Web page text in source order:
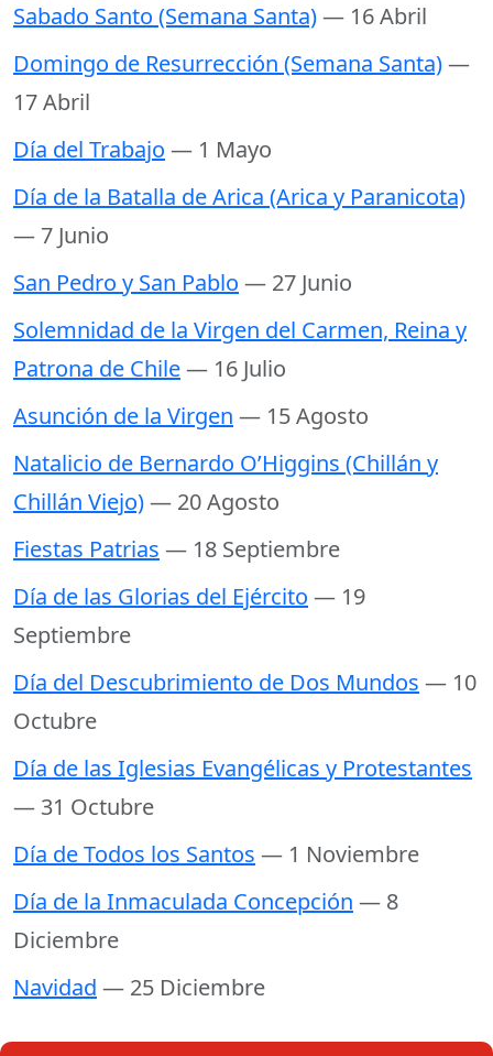
Sabado Santo (Semana Santa)— 16 Abril
Domingo de Resurrección (Semana Santa)—
17 Abril
Día del Trabajo — 1 Mayo
Día de la Batalla de Arica (Arica y Paranicota)
— 7 Junio
San Pedro y San Pablo — 27 Junio
Solemnidad de la Virgen del Carmen, Reina y
Patrona de Chile— 16 Julio
Asunción de la Virgen — 15 Agosto
Natalicio de Bernardo O’Higgins (Chillán y
Chillán Viejo)— 20 Agosto
Fiestas Patrias — 18 Septiembre
Día de las Glorias del Ejército — 19
Septiembre
Día del Descubrimiento de Dos Mundos — 10
Octubre
Día de las Iglesias Evangélicas y Protestantes
— 31 Octubre
Día de Todos los Santos — 1 Noviembre
Día de la Inmaculada Concepción — 8
Diciembre
Navidad — 25 Diciembre